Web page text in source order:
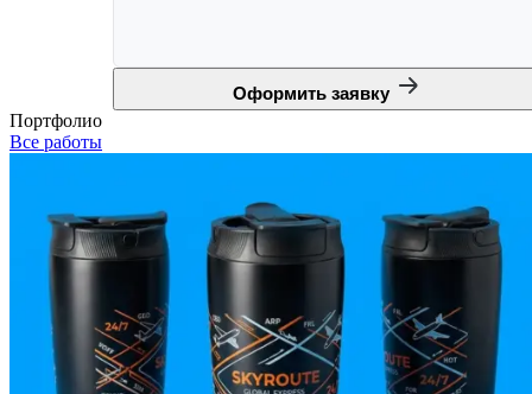
Оформить заявку
Портфолио
Все работы